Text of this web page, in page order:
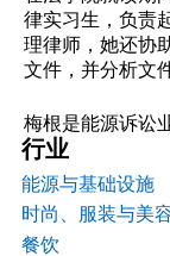
行业
能源与基础设施
时尚、服装与美
餐饮
律实习生，负责
理律师，她还协
文件，并分析文
梅根是能源诉讼